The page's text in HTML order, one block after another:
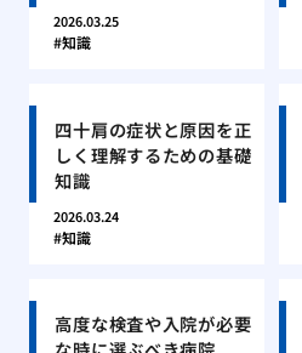
2026.03.25
知識
四十肩の症状と原因を正
しく理解するための基礎
知識
2026.03.24
知識
高度な検査や入院が必要